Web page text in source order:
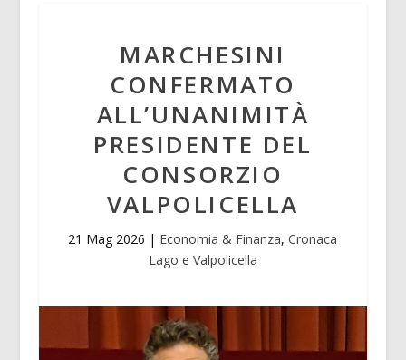
MARCHESINI
CONFERMATO
ALL’UNANIMITÀ
PRESIDENTE DEL
CONSORZIO
VALPOLICELLA
21 Mag 2026 | Economia & Finanza,Cronaca
Lago e Valpolicella